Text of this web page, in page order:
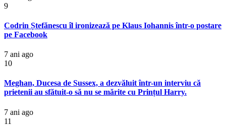
9
Codrin Ștefănescu îl ironizează pe Klaus Iohannis într-o postare
pe Facebook
7 ani ago
10
Meghan, Ducesa de Sussex, a dezvăluit într-un interviu că
prietenii au sfătuit-o să nu se mărite cu Prințul Harry.
7 ani ago
11